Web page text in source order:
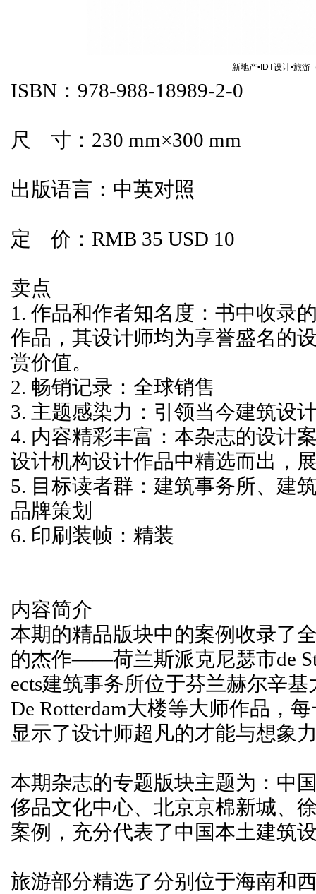
新地产•IDT设计•旅游
ISBN：978-988-18989-2-0
尺 寸：230 mm×300 mm
出版语言：中英对照
定 价：RMB 35 USD 10
卖点
1. 作品和作者知名度：书中收录
作品，其设计师均为享誉盛名的
赏价值。
2. 畅销记录：全球销售
3. 主题感染力：引领当今建筑设
4. 内容精彩丰富：本杂志的设计
设计机构设计作品中精选而出，
5. 目标读者群：建筑事务所、建
品牌策划
6. 印刷装帧：精装
内容简介
本期的精品版块中的案例收录了
的杰作——荷兰斯派克尼瑟市de
ects建筑事务所位于芬兰赫尔辛
De Rotterdam大楼等大师作品，
显示了设计师超凡的才能与想象
本期杂志的专题版块主题为：中
侈品文化中心、北京京棉新城、
案例，充分代表了中国本土建筑
旅游部分精选了分别位于海南和